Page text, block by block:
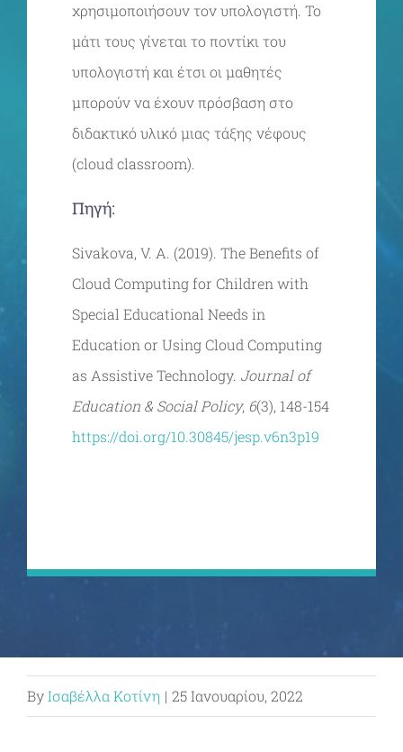
χρησιμοποιήσουν τον υπολογιστή. Το
μάτι τους γίνεται το ποντίκι του
υπολογιστή και έτσι οι μαθητές
μπορούν να έχουν πρόσβαση στο
διδακτικό υλικό μιας τάξης νέφους
(cloud classroom).
Πηγή:
Sivakova, V. A. (2019). The Benefits of
Cloud Computing for Children with
Special Educational Needs in
Education or Using Cloud Computing
as Assistive Technology. Journal of
Education & Social Policy, 6(3), 148-154
https://doi.org/10.30845/jesp.v6n3p19
ByΙσαβέλλα Κοτίνη | 25 Ιανουαρίου, 2022